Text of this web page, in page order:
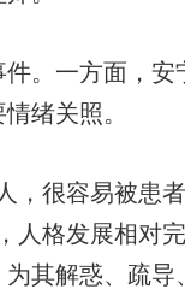
一方面，安
绪关照。
很容易被患
人格发展相对
其解惑、疏